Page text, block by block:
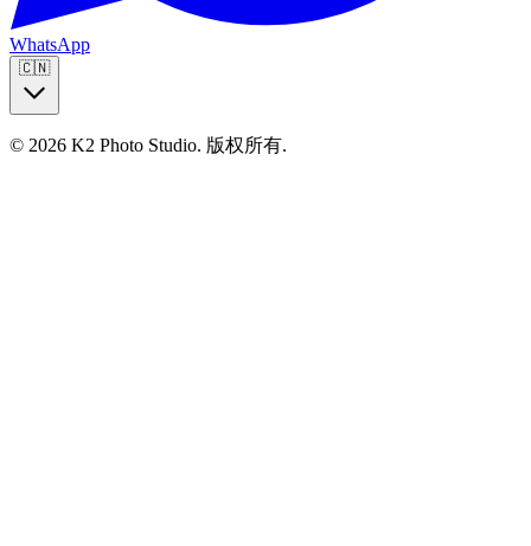
WhatsApp
🇨🇳
© 2026 K2 Photo Studio. 版权所有.